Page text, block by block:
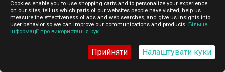
Cookies enable you to use shopping carts and to personalize your experience
on our sites, tell us which parts of our websites people have visited, help us
measure the effectiveness of ads and web searches, and give us insights into
user behavior so we can improve our communications and products. Більше
інформації про використання кук
Прийняти Налаштувати куки